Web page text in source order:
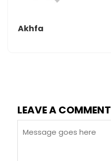
Akhfa
LEAVE A COMMENT